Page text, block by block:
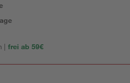
| frei ab 59€